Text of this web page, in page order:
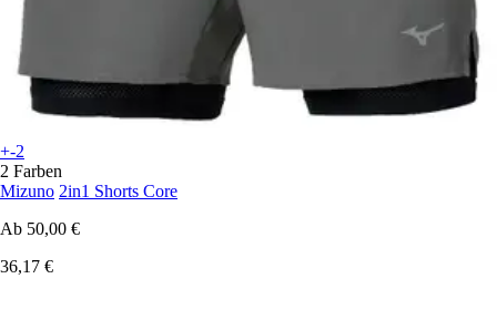
+-2
2 Farben
Mizuno 2in1 Shorts Core
Ab 50,00 €
36,17 €